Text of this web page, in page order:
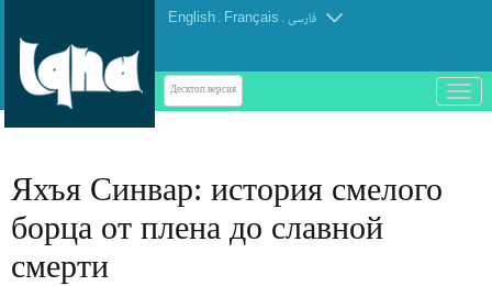
English . Français . فارسی
Десктоп-версия
باز
و
Яхъя Синвар: история смелого
борца от плена до славной
смерти